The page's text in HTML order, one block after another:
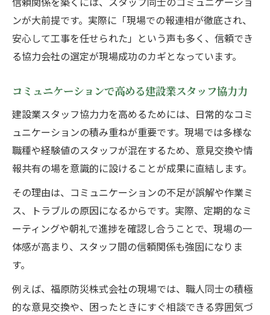
訣
協力会社と下請けの違いを理解するポイン
ト
例
建設業スタッフ協力で生まれる信頼と成長
言い換え表現から考える建設業スタッフの
関係
協力会社と下請けの違いを実践で理解する
建設業スタッフ協力から見る協力会社の役
割
協力会社と下請けの違いと現場での活用法
建設業スタッフ協力に必要な法的知識の基
下請けとの関係で注意すべきポイント解説
協力業者と協力会社の言い換えと使い分け
ンが大前提です。実際に「現場での報連相が徹底され、
安心して工事を任せられた」という声も多く、信頼でき
る協力会社の選定が現場成功のカギとなっています。
コミュニケーションで高める建設業スタッフ協力力
建設業スタッフ協力力を高めるためには、日常的なコミ
ュニケーションの積み重ねが重要です。現場では多様な
職種や経験値のスタッフが混在するため、意見交換や情
報共有の場を意識的に設けることが成果に直結します。
その理由は、コミュニケーションの不足が誤解や作業ミ
ス、トラブルの原因になるからです。実際、定期的なミ
ーティングや朝礼で進捗を確認し合うことで、現場の一
体感が高まり、スタッフ間の信頼関係も強固になりま
す。
例えば、福原防災株式会社の現場では、職人同士の積極
的な意見交換や、困ったときにすぐ相談できる雰囲気づ